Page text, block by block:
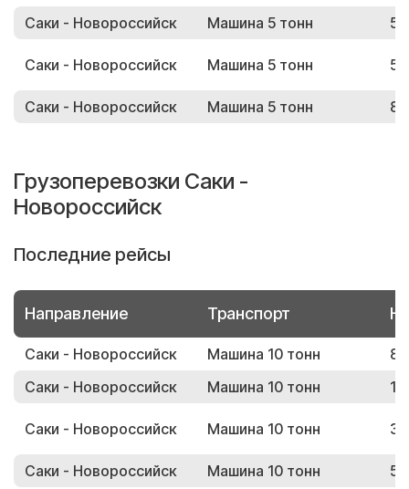
Саки - Новороссийск
Машина 5 тонн
Саки - Новороссийск Машина 5 тонн
Саки - Новороссийск Машина 5 тонн
Грузоперевозки Саки -
Новороссийск
Последние рейсы
Направление Транспорт
Саки - Новороссийск Машина 10 тонн
Саки - Новороссийск
Машина 10 тонн
Саки - Новороссийск Машина 10 тонн
Саки - Новороссийск Машина 10 тонн